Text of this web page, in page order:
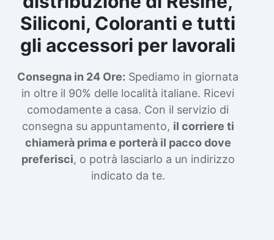
Siliconi, Coloranti e tutti
gli accessori per lavorali
Consegna in 24 Ore: Spediamo in giornata
in oltre il 90% delle località italiane. Ricevi
comodamente a casa. Con il servizio di
consegna su appuntamento, il corriere ti
chiamerà prima e porterà il pacco dove
preferisci, o potrà lasciarlo a un indirizzo
indicato da te.